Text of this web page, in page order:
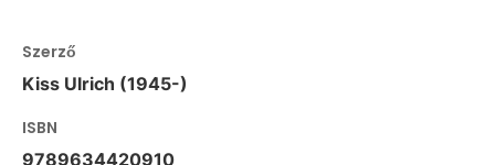
Szerző
Kiss Ulrich (1945-)
ISBN
9789634420910